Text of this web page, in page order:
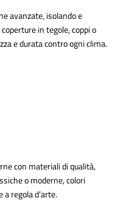
avanzate, isolando e
in tegole, coppi o
e durata contro ogni clima.
con materiali di qualità,
o moderne, colori
regola d’arte.